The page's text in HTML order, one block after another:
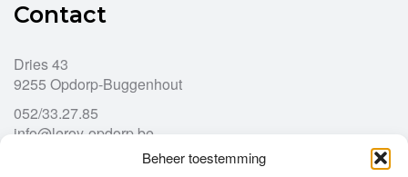
Beheer toestemming
Contact
Dries 43
9255 Opdorp-Buggenhout
052/33.27.85
info@leroy-opdorp.be